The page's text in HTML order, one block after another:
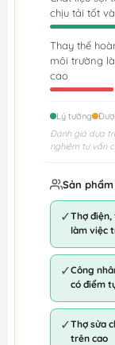
chịu tải tốt
Thay thế
môi trường
cao
Lý tưởng
Đánh giá dựa
nghiệm tư vấn
Sản
✓Thợ
làm việc
✓Công
có điểm
✓Thợ sửa
trên cao